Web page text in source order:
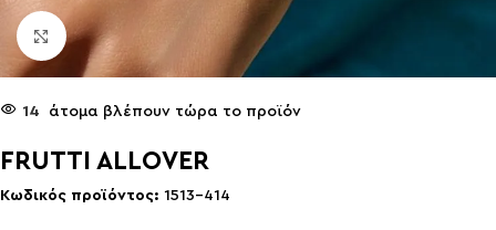
Click to enlarge
14 άτομα βλέπουν τώρα το προϊόν
FRUTTI ALLOVER
Κωδικός προϊόντος: 1513-414